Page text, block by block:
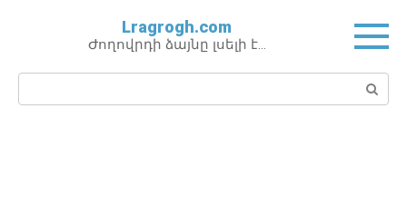
Lragrogh.com
Ժողովրդի ձայնը լսելի է…
Поиск: